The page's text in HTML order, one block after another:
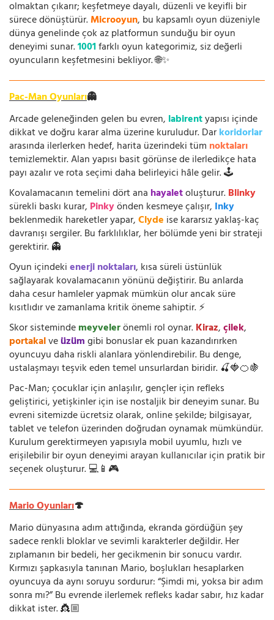
olmaktan çıkarır; keşfetmeye dayalı, düzenli ve keyifli bir
sürece dönüştürür.Microoyun, bu kapsamlı oyun düzeniyle
dünya genelinde çok az platformun sunduğu bir oyun
deneyimi sunar.1001farklı oyun kategorimiz, siz değerli
oyuncuların keşfetmesini bekliyor. 🌐✨
Pac-Man Oyunları👻
Arcade geleneğinden gelen bu evren, labirentyapısı içinde
dikkat ve doğru karar alma üzerine kuruludur. Darkoridorlar
arasında ilerlerken hedef, harita üzerindeki tüm noktaları
temizlemektir. Alan yapısı basit görünse de ilerledikçe hata
payı azalır ve rota seçimi daha belirleyici hâle gelir. 🕹️
Kovalamacanın temelini dört ana hayaletoluşturur.Blinky
sürekli baskı kurar, Pinkyönden kesmeye çalışır, Inky
beklenmedik hareketler yapar,Clyde ise kararsız yaklaş-kaç
davranışı sergiler. Bu farklılıklar, her bölümde yeni bir strateji
gerektirir. 👻
Oyun içindekienerji noktaları, kısa süreli üstünlük
sağlayarak kovalamacanın yönünü değiştirir. Bu anlarda
daha cesur hamleler yapmak mümkün olur ancak süre
kısıtlıdır ve zamanlama kritik öneme sahiptir. ⚡
Skor sistemindemeyvelerönemli rol oynar.Kiraz,çilek,
portakalveüzümgibi bonuslar ek puan kazandırırken
oyuncuyu daha riskli alanlara yönlendirebilir. Bu denge,
ustalaşmayı teşvik eden temel unsurlardan biridir. 🍒🍓🍊🍇
Pac-Man; çocuklar için anlaşılır, gençler için refleks
geliştirici, yetişkinler için ise nostaljik bir deneyim sunar. Bu
evreni sitemizde ücretsiz olarak, online şekilde; bilgisayar,
tablet ve telefon üzerinden doğrudan oynamak mümkündür.
Kurulum gerektirmeyen yapısıyla mobil uyumlu, hızlı ve
erişilebilir bir oyun deneyimi arayan kullanıcılar için pratik bir
seçenek oluşturur. 💻📱🎮
Mario Oyunları🍄
Mario dünyasına adım attığında, ekranda gördüğün şey
sadece renkli bloklar ve sevimli karakterler değildir. Her
zıplamanın bir bedeli, her gecikmenin bir sonucu vardır.
Kırmızı şapkasıyla tanınan Mario, boşlukları hesaplarken
oyuncuya da aynı soruyu sordurur: “Şimdi mi, yoksa bir adım
sonra mı?” Bu evrende ilerlemek refleks kadar sabır, hız kadar
dikkat ister. 👸🏼